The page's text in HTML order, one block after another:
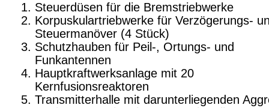
Steuerdüsen für die Bremstriebwerke
Korpuskulartriebwerke für Verzögerungs-
Steuer­manöver (4 Stück)
Schutzhauben für Peil-, Ortungs- und
Funkantennen
Hauptkraftwerksanlage mit 20
Kernfusionsreaktoren
Transmitterhalle mit darunterliegenden